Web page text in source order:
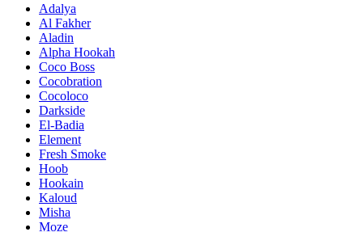
Adalya
Al Fakher
Aladin
Alpha Hookah
Coco Boss
Cocobration
Cocoloco
Darkside
El-Badia
Element
Fresh Smoke
Hoob
Hookain
Kaloud
Misha
Moze